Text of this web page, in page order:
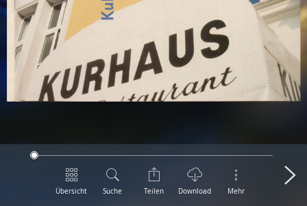
Übersicht Suche Teilen Download Mehr